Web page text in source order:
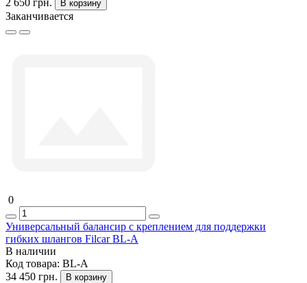
В корзину
Заканчивается
0
Универсальный балансир с креплением для поддержки
гибких шлангов Filcar BL-A
В наличии
Код товара: BL-A
34 450 грн.
В корзину